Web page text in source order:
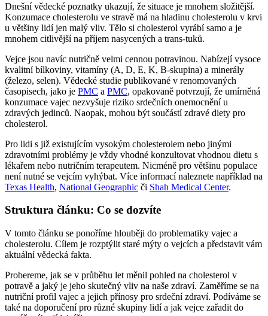
Dnešní vědecké poznatky ukazují, že situace je mnohem složitější.
Konzumace cholesterolu ve stravě má na hladinu cholesterolu v krvi
u většiny lidí jen malý vliv. Tělo si cholesterol vyrábí samo a je
mnohem citlivější na příjem nasycených a trans-tuků.
Vejce jsou navíc nutričně velmi cennou potravinou. Nabízejí vysoce
kvalitní bílkoviny, vitamíny (A, D, E, K, B-skupina) a minerály
(železo, selen). Vědecké studie publikované v renomovaných
časopisech, jako je PMC a PMC, opakovaně potvrzují, že umírněná
konzumace vajec nezvyšuje riziko srdečních onemocnění u
zdravých jedinců. Naopak, mohou být součástí zdravé diety pro
cholesterol.
Pro lidi s již existujícím vysokým cholesterolem nebo jinými
zdravotními problémy je vždy vhodné konzultovat vhodnou dietu s
lékařem nebo nutričním terapeutem. Nicméně pro většinu populace
není nutné se vejcím vyhýbat. Více informací naleznete například na
Texas Health, National Geographic či Shah Medical Center.
Struktura článku: Co se dozvíte
V tomto článku se ponoříme hlouběji do problematiky vajec a
cholesterolu. Cílem je rozptýlit staré mýty o vejcích a představit vám
aktuální vědecká fakta.
Probereme, jak se v průběhu let měnil pohled na cholesterol v
potravě a jaký je jeho skutečný vliv na naše zdraví. Zaměříme se na
nutriční profil vajec a jejich přínosy pro srdeční zdraví. Podíváme se
také na doporučení pro různé skupiny lidí a jak vejce zařadit do